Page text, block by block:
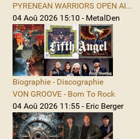
PYRENEAN WARRIORS OPEN AI...
04 Aoû 2026 15:10 - MetalDen
Biographie - Discographie
VON GROOVE - Born To Rock
04 Aoû 2026 11:55 - Eric Berger